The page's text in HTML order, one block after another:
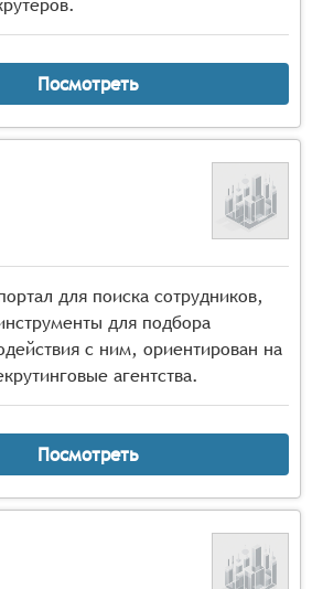
друг друга по итогам
и формировать репутацию на
спорных ситуаций,
алгоритмы медиации и
урегулирования конфликтов между
Посмотреть
для поиска сотрудников,
для подбора
с ним, ориентирован на
агентства.
Посмотреть